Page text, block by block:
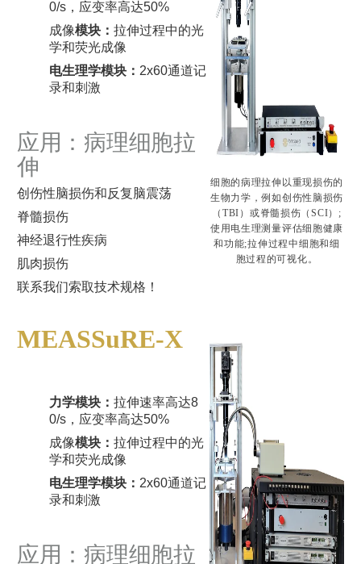
0/s，应变率高达50%
成像模块： 拉伸过程中的光
学和荧光成像
电生理学模块： 2x60通道记
录和刺激
应用：病理细胞拉
伸
创伤性脑损伤和反复脑震荡
脊髓损伤
神经退行性疾病
肌肉损伤
联系我们索取技术规格！
细胞的病理拉伸以重现损伤的
生物力学，例如创伤性脑损伤
（TBI）或脊髓损伤（SCI）;
使用电生理测量评估细胞健康
和功能;拉伸过程中细胞和细
胞过程的可视化。
MEASSuRE-X
力学模块： 拉伸速率高达8
0/s，应变率高达50%
成像模块： 拉伸过程中的光
学和荧光成像
电生理学模块： 2x60通道记
录和刺激
应用：病理细胞拉